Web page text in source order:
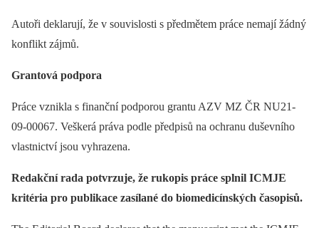
Autoři deklarují, že v souvislosti s předmětem práce nemají žádný
konflikt zájmů.
Grantová podpora
Práce vznikla s finanční podporou grantu AZV MZ ČR NU21-
09-00067. Veškerá práva podle předpisů na ochranu duševního
vlastnictví jsou vyhrazena.
Redakční rada potvrzuje, že rukopis práce splnil ICMJE
kritéria pro publikace zasílané do biomedicínských časopisů.